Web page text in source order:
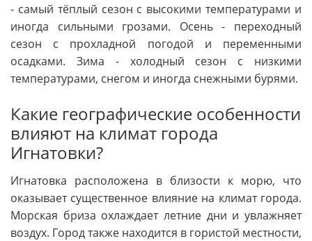
- самый тёплый сезон с высокими температурами и
иногда сильными грозами. Осень - переходный
сезон с прохладной погодой и переменными
осадками. Зима - холодный сезон с низкими
температурами, снегом и иногда снежными бурями.
Какие географические особенности
влияют на климат города
Игнатовки?
Игнатовка расположена в близости к морю, что
оказывает существенное влияние на климат города.
Морская бриза охлаждает летние дни и увлажняет
воздух. Город также находится в гористой местности,